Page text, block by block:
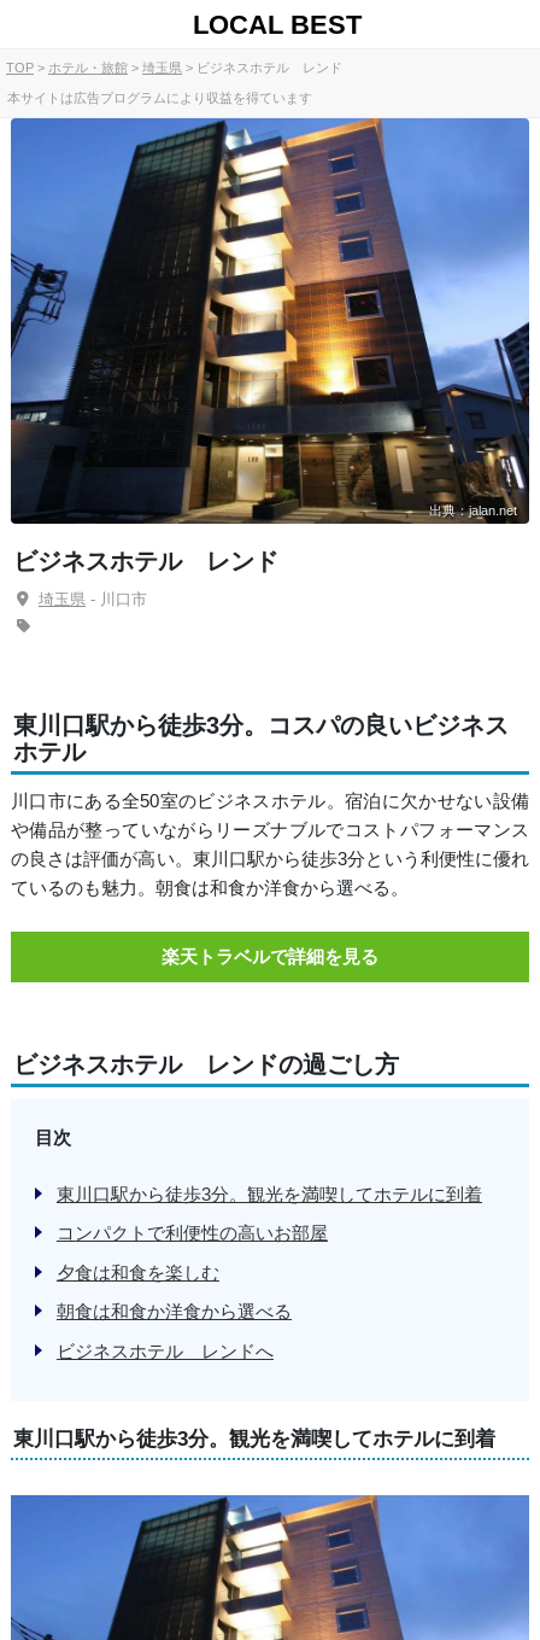
LOCAL BEST
TOP ホテル・旅館 埼玉県 ビジネスホテル レンド
本サイトは広告プログラムにより収益を得ています
出典：jalan.net
ビジネスホテル レンド
埼玉県- 川口市
東川口駅から徒歩3分。コスパの良いビジネス
ホテル
川口市にある全50室のビジネスホテル。宿泊に欠かせない設備
や備品が整っていながらリーズナブルでコストパフォーマンス
の良さは評価が高い。東川口駅から徒歩3分という利便性に優れ
ているのも魅力。朝食は和食か洋食から選べる。
楽天トラベルで詳細を見る
ビジネスホテル レンドの過ごし方
目次
東川口駅から徒歩3分。観光を満喫してホテルに到着
コンパクトで利便性の高いお部屋
夕食は和食を楽しむ
朝食は和食か洋食から選べる
ビジネスホテル レンドへ
東川口駅から徒歩3分。観光を満喫してホテルに到着